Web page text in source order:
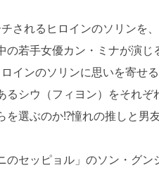
されるヒロインのソリンを
の若手女優カン・ミナが演
インのソリンに思いを寄せ
るシウ（フィヨン）をそれぞ
を選ぶのか⁉憧れの推しと男
のセッピョル」のソン・グン